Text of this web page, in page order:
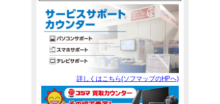
詳しくはこちら(ソフマップのHPへ)